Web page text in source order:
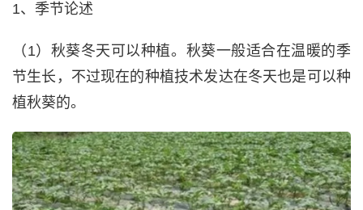
1、季节论述
（1）秋葵冬天可以种植。秋葵一般适合在温暖的季
节生长，不过现在的种植技术发达在冬天也是可以种
植秋葵的。